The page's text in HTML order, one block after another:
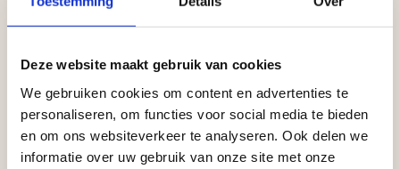
Deze website maakt gebruik van cookies
We gebruiken cookies om content en advertenties te
personaliseren, om functies voor social media te bieden
en om ons websiteverkeer te analyseren. Ook delen we
informatie over uw gebruik van onze site met onze